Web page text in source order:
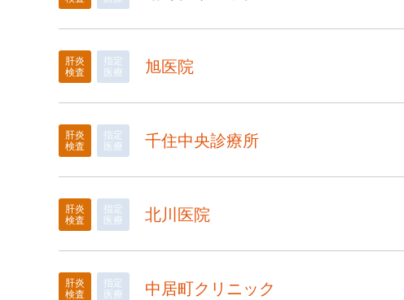
肝炎
検査
指定
医療
旭医院
肝炎
検査
指定
医療
千住中央診療所
肝炎
検査
指定
医療
北川医院
肝炎
検査
指定
医療
中居町クリニック